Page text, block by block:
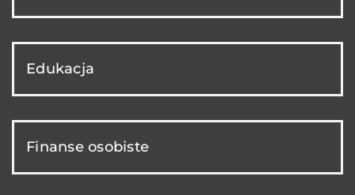
Edukacja
Finanse osobiste